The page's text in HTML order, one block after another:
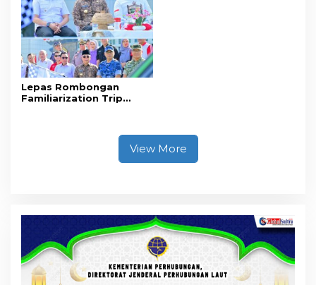
Penyelenggaraan
Perjalanan Ibadah Umrah
Tanpa Izin ke Kejaksaan
Lepas Rombongan
Familiarization Trip
View More